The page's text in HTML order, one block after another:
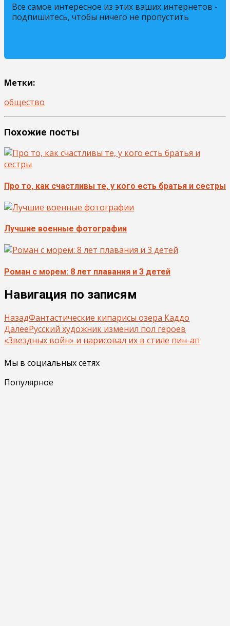
Все самое интересное из этих ваших интернетов -
подпишитесь, чтобы ничего не пропустить
Метки:
общество
Похожие посты
Про то, как счастливы те, у кого есть братья и сестры
Лучшие военные фотографии
Роман с морем: 8 лет плавания и 3 детей
Навигация по записям
НазадФантастические кипарисы озера Каддо
ДалееРусский художник изменил пол героев
«Звездных войн» и нарисовал их в стиле пин-ап
Мы в социальных сетях
Популярное